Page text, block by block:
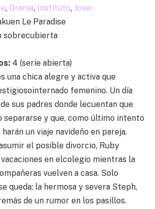
, Drama, Instituto, Josei
Le Paradise
sobrecubierta
4 (serie abierta)
una chica alegre y activa que
femenino. Un día
sus padres donde lecuentan que
separarse y que, como último intento
un viaje navideño en pareja.
el posible divorcio, Ruby
en elcolegio mientras la
vuelven a casa. Solo
queda: la hermosa y severa Steph,
de un rumor en los pasillos.